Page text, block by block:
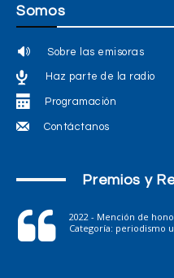
Somos
Sobre las emisoras
Haz parte de la radio
Programación
Contáctanos
Premios y
2022 - Mención de
Categoría: periodismo